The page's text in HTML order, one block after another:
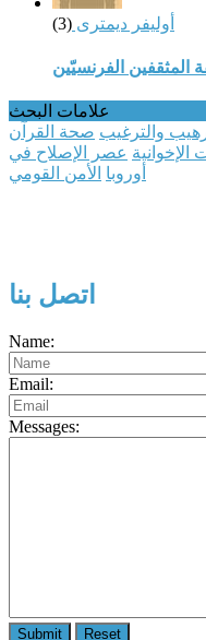
أوليفر ديمترى (3)
الفرنسيّين
علامات البحث
والترغيب صحة القرآن
الإخوانية عصر الإصلاح في
أوروبا الأمن القومي
اتصل بنا
Name:
Email:
Messages: